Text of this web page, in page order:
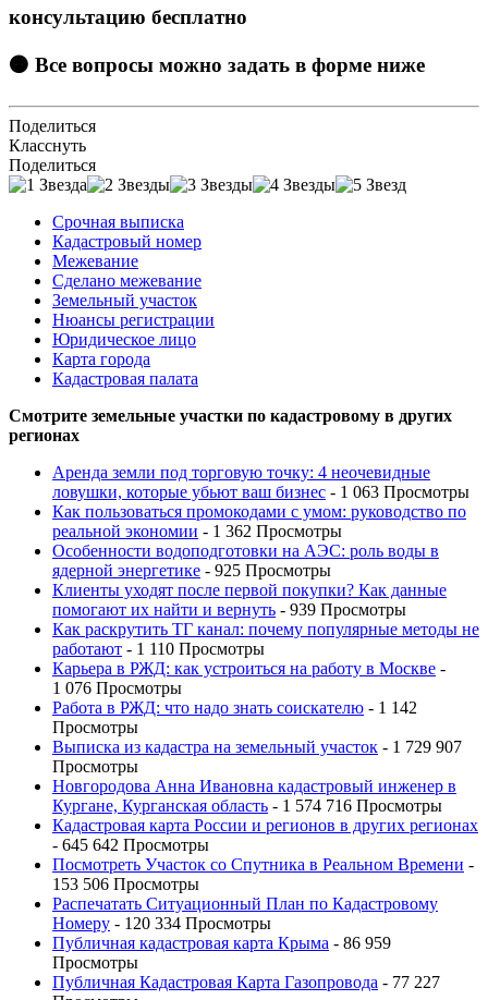
консультацию бесплатно
🟠 Все вопросы можно задать в форме ниже
Поделиться
Класснуть
Поделиться
Срочная выписка
Кадастровый номер
Межевание
Сделано межевание
Земельный участок
Нюансы регистрации
Юридическое лицо
Карта города
Кадастровая палата
Смотрите земельные участки по кадастровому в других
регионах
Аренда земли под торговую точку: 4 неочевидные
ловушки, которые убьют ваш бизнес - 1 063 Просмотры
Как пользоваться промокодами с умом: руководство по
реальной экономии - 1 362 Просмотры
Особенности водоподготовки на АЭС: роль воды в
ядерной энергетике - 925 Просмотры
Клиенты уходят после первой покупки? Как данные
помогают их найти и вернуть - 939 Просмотры
Как раскрутить ТГ канал: почему популярные методы не
работают - 1 110 Просмотры
Карьера в РЖД: как устроиться на работу в Москве -
1 076 Просмотры
Работа в РЖД: что надо знать соискателю - 1 142
Просмотры
Выписка из кадастра на земельный участок - 1 729 907
Просмотры
Новгородова Анна Ивановна кадастровый инженер в
Кургане, Курганская область - 1 574 716 Просмотры
Кадастровая карта России и регионов в других регионах
- 645 642 Просмотры
Посмотреть Участок со Спутника в Реальном Времени -
153 506 Просмотры
Распечатать Ситуационный План по Кадастровому
Номеру - 120 334 Просмотры
Публичная кадастровая карта Крыма - 86 959
Просмотры
Публичная Кадастровая Карта Газопровода - 77 227